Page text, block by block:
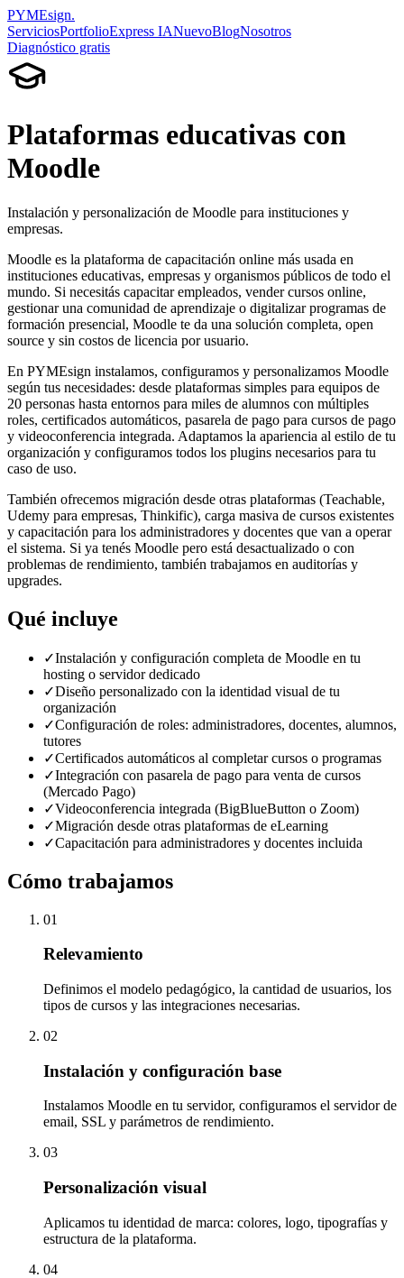
PYMEsign.
ServiciosPortfolioExpress IANuevoBlogNosotros
Diagnóstico gratis
Plataformas educativas con
Moodle
Instalación y personalización de Moodle para instituciones y
empresas.
Moodle es la plataforma de capacitación online más usada en
instituciones educativas, empresas y organismos públicos de todo el
mundo. Si necesitás capacitar empleados, vender cursos online,
gestionar una comunidad de aprendizaje o digitalizar programas de
formación presencial, Moodle te da una solución completa, open
source y sin costos de licencia por usuario.
En PYMEsign instalamos, configuramos y personalizamos Moodle
según tus necesidades: desde plataformas simples para equipos de
20 personas hasta entornos para miles de alumnos con múltiples
roles, certificados automáticos, pasarela de pago para cursos de pago
y videoconferencia integrada. Adaptamos la apariencia al estilo de tu
organización y configuramos todos los plugins necesarios para tu
caso de uso.
También ofrecemos migración desde otras plataformas (Teachable,
Udemy para empresas, Thinkific), carga masiva de cursos existentes
y capacitación para los administradores y docentes que van a operar
el sistema. Si ya tenés Moodle pero está desactualizado o con
problemas de rendimiento, también trabajamos en auditorías y
upgrades.
Qué incluye
✓Instalación y configuración completa de Moodle en tu
hosting o servidor dedicado
✓Diseño personalizado con la identidad visual de tu
organización
✓Configuración de roles: administradores, docentes, alumnos,
tutores
✓Certificados automáticos al completar cursos o programas
✓Integración con pasarela de pago para venta de cursos
(Mercado Pago)
✓Videoconferencia integrada (BigBlueButton o Zoom)
✓Migración desde otras plataformas de eLearning
✓Capacitación para administradores y docentes incluida
Cómo trabajamos
01
Relevamiento
Definimos el modelo pedagógico, la cantidad de usuarios, los
tipos de cursos y las integraciones necesarias.
02
Instalación y configuración base
Instalamos Moodle en tu servidor, configuramos el servidor de
email, SSL y parámetros de rendimiento.
03
Personalización visual
Aplicamos tu identidad de marca: colores, logo, tipografías y
estructura de la plataforma.
04